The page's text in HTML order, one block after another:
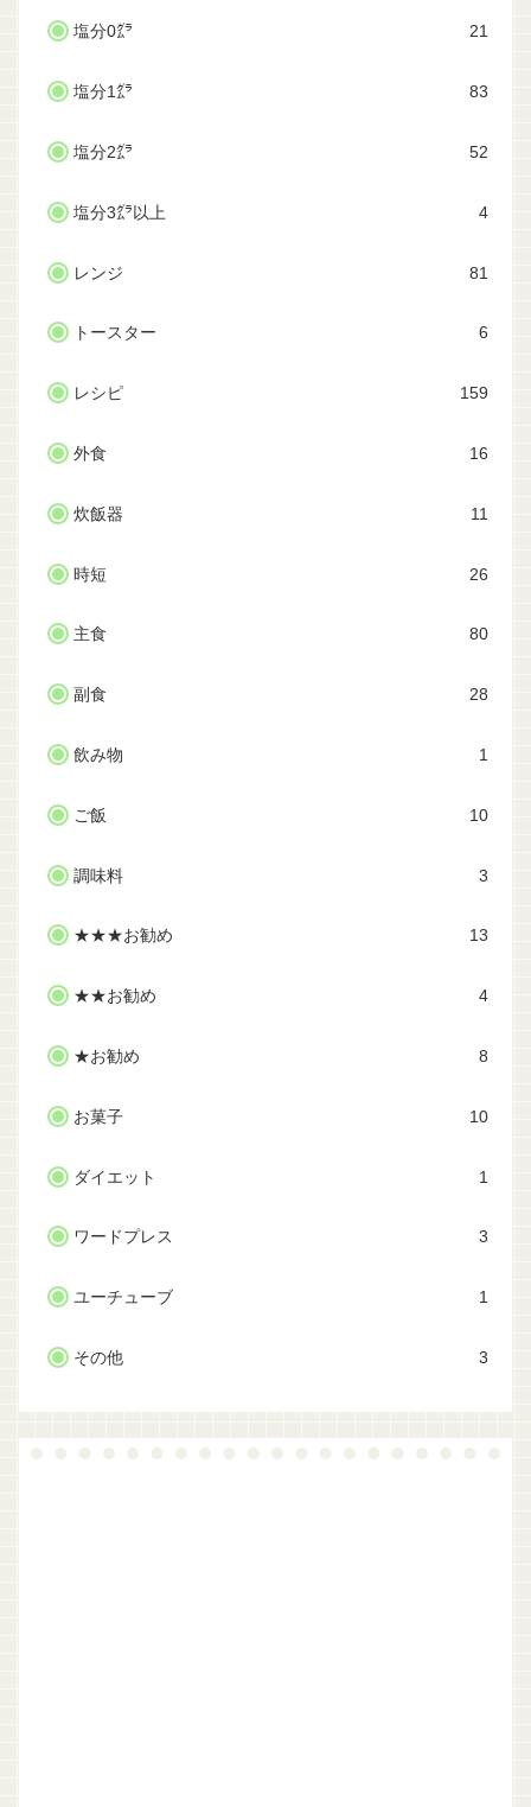
塩分0㌘ 21
塩分1㌘ 83
塩分2㌘ 52
塩分3㌘以上 4
レンジ 81
トースター 6
レシピ 159
外食 16
炊飯器 11
時短 26
主食 80
副食 28
飲み物 1
ご飯 10
調味料 3
★★★お勧め 13
★★お勧め 4
★お勧め 8
お菓子 10
ダイエット 1
ワードプレス 3
ユーチューブ 1
その他 3